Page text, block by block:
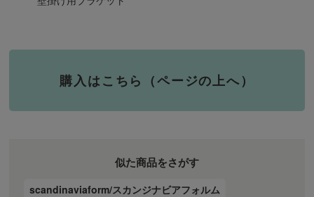
購入はこちら（ページの上へ）
似た商品をさがす
scandinaviaform/スカンジナビアフォルム